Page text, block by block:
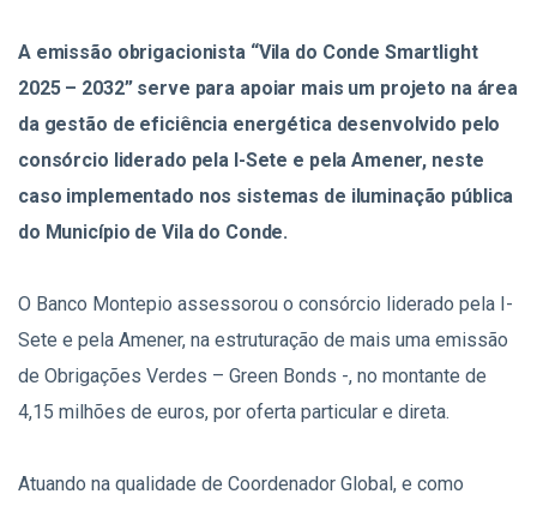
A emissão obrigacionista “Vila do Conde Smartlight
2025 – 2032” serve para apoiar mais um projeto na área
da gestão de eficiência energética desenvolvido pelo
consórcio liderado pela I-Sete e pela Amener, neste
caso implementado nos sistemas de iluminação pública
do Município de Vila do Conde.
O Banco Montepio assessorou o consórcio liderado pela I-
Sete e pela Amener, na estruturação de mais uma emissão
de Obrigações Verdes – Green Bonds -, no montante de
4,15 milhões de euros, por oferta particular e direta.
Atuando na qualidade de Coordenador Global, e como